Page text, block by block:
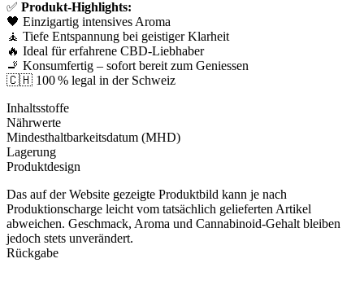
✅ Produkt-Highlights:
🖤 Einzigartig intensives Aroma
🧘 Tiefe Entspannung bei geistiger Klarheit
🔥 Ideal für erfahrene CBD-Liebhaber
🚬 Konsumfertig – sofort bereit zum Geniessen
🇨🇭 100 % legal in der Schweiz
Inhaltsstoffe
Nährwerte
Mindesthaltbarkeitsdatum (MHD)
Lagerung
Produktdesign
Das auf der Website gezeigte Produktbild kann je nach
Produktionscharge leicht vom tatsächlich gelieferten Artikel
abweichen. Geschmack, Aroma und Cannabinoid-Gehalt bleiben
jedoch stets unverändert.
Rückgabe